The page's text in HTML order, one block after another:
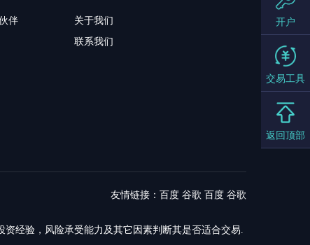
伴
关于我们
联系我们
友情链接：百度 谷歌 百度 谷歌
经验，风险承受能力及其它因素判断其是否适合交易.
开户
交易工具
返回顶部